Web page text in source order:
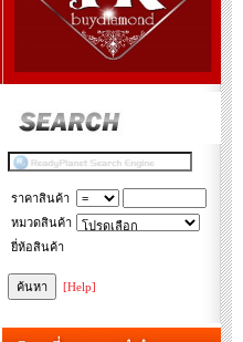
ราคาสินค้า
หมวดสินค้า
ยี่ห้อสินค้า
[Help]